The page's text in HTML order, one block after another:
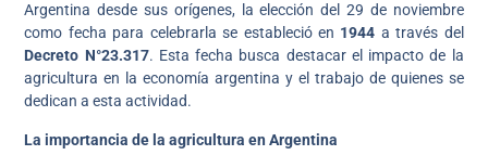
Argentina desde sus orígenes, la elección del 29 de noviembre
como fecha para celebrarla se estableció en 1944 a través del
Decreto N°23.317. Esta fecha busca destacar el impacto de la
agricultura en la economía argentina y el trabajo de quienes se
dedican a esta actividad.
La importancia de la agricultura en Argentina